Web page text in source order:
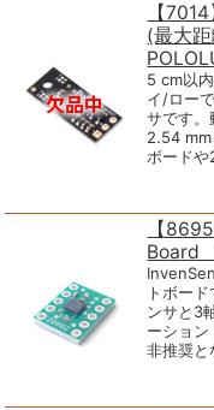
【
(最大
5 cm以
イ/ロー
サです。
2.54 mm
ボード
【
Board
トボー
ンサと3
ーショ
非推奨